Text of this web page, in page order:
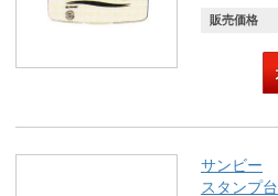
販売価格
サンビー
スタンプ台